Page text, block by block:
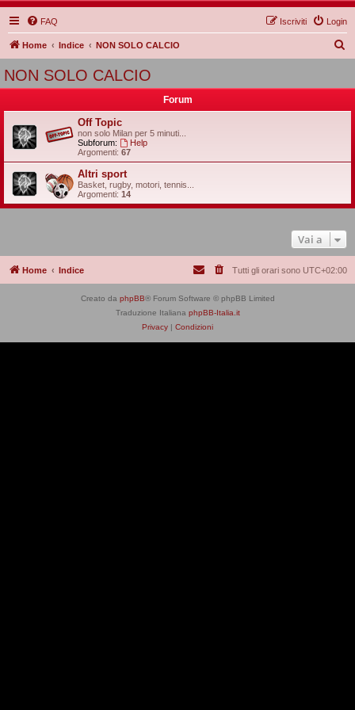
FAQ Login
Iscriviti
Home Indice NON SOLO CALCIO
NON SOLO CALCIO
Forum
Off Topic
non solo Milan per 5 minuti...
Subforum:
Help
Argomenti: 67
Altri sport
Basket, rugby, motori, tennis...
Argomenti: 14
Vai a
Home Indice Tutti gli orari sono UTC+02:00
Creato da phpBB® Forum Software © phpBB Limited
Traduzione Italiana phpBB-Italia.it
Privacy | Condizioni